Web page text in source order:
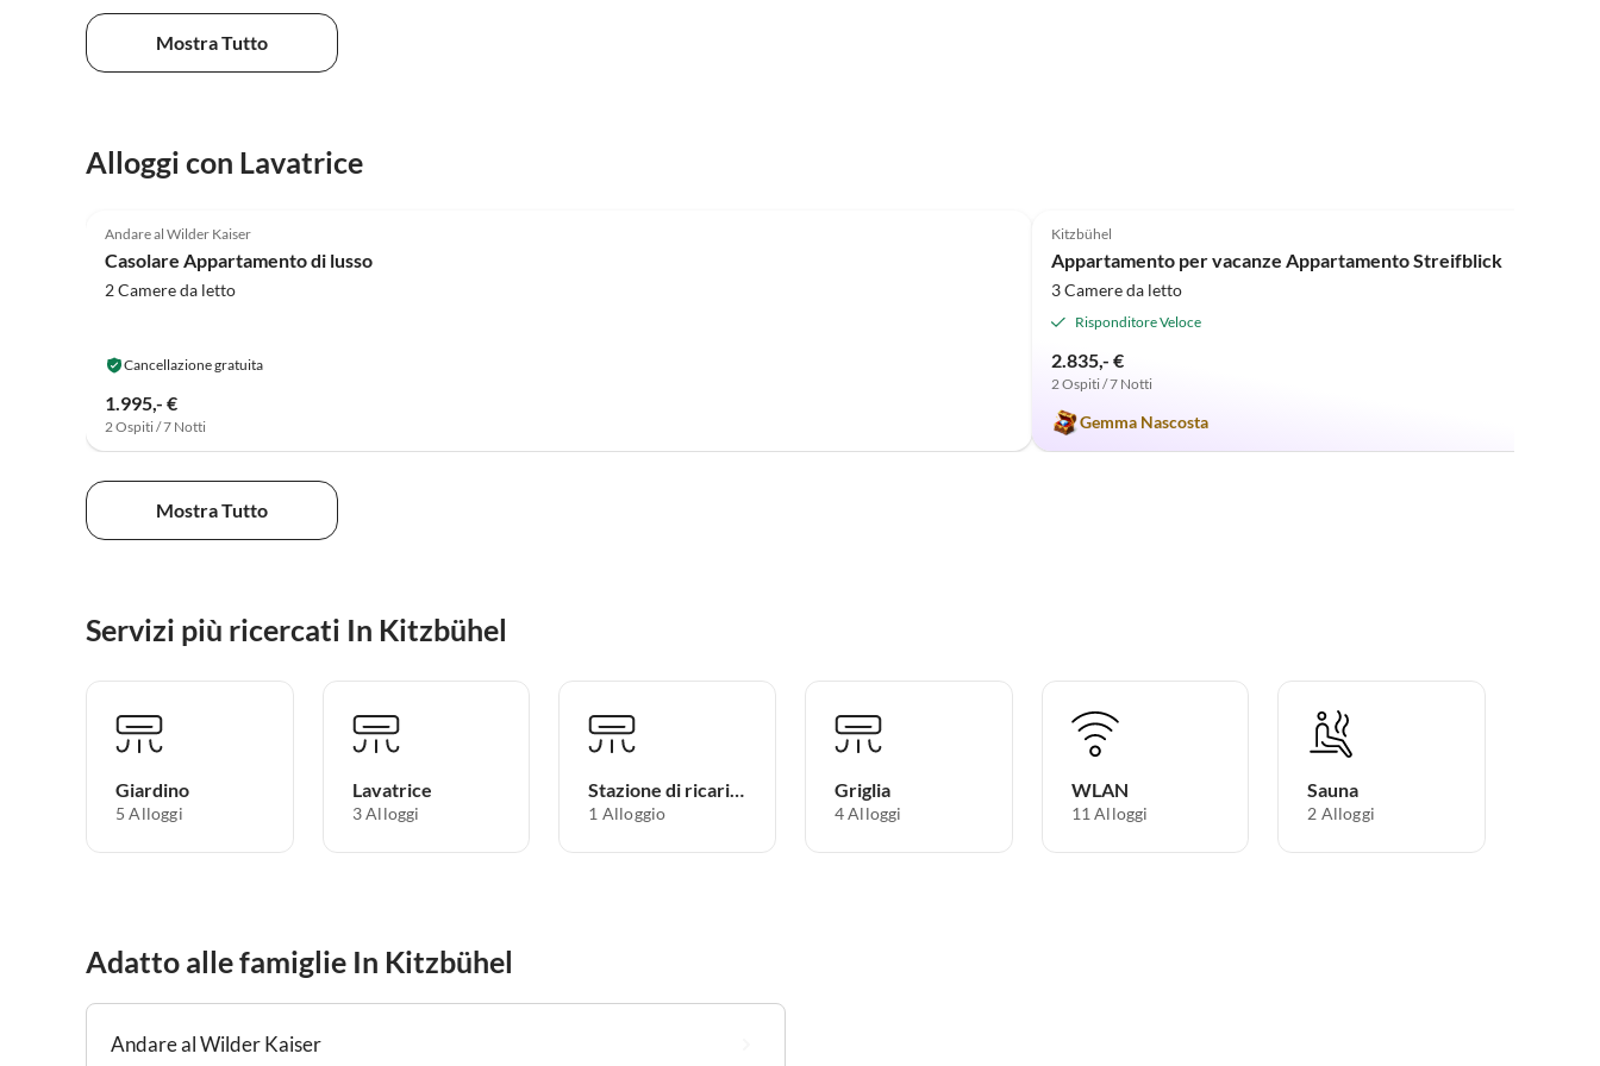
Mostra Tutto
Alloggi con Lavatrice
Andare al Wilder Kaiser
Casolare Appartamento di lusso
2 Camere da letto
Cancellazione gratuita
1.995,- €
2 Ospiti / 7 Notti
Kitzbühel
Appartamento per vacanze Appartamento Streifblick
3 Camere da letto
Risponditore Veloce
2.835,- €
2 Ospiti / 7 Notti
Gemma Nascosta
Mostra Tutto
Servizi più ricercati In Kitzbühel
Giardino
5 Alloggi
Lavatrice
3 Alloggi
Stazione di ricarica per auto elettriche
1 Alloggio
Griglia
4 Alloggi
WLAN
11 Alloggi
Sauna
2 Alloggi
Adatto alle famiglie In Kitzbühel
Andare al Wilder Kaiser